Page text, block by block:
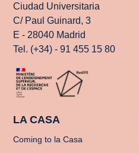
Ciudad Universitaria
C/ Paul Guinard, 3
E - 28040 Madrid
Tel. (+34) - 91 455 15 80
LA CASA
Coming to la Casa